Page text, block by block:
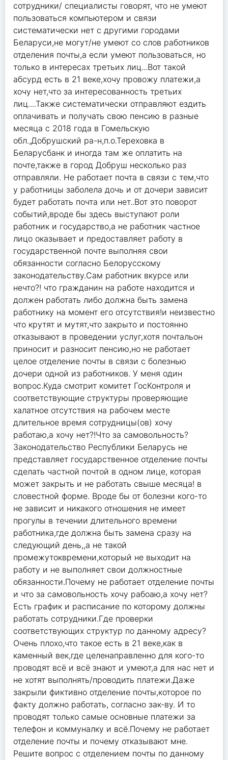
сотрудники/ специалисты говорят, что не умеют
пользоваться компьютером и связи
систематически нет с другими городами
Беларуси,не могут/не умеют со слов работников
отделения почты,а если умеют пользоваться, но
только в интересах третьих лиц...Вот такой
абсурд есть в 21 веке,хочу провожу платежи,а
хочу нет,что за интересованность третьих
лиц....Также систематически отправляют ездить
оплачивать и получать свою пенсию в разные
месяца с 2018 года в Гомельскую
обл.,Добрушский ра-н,п.о.Тереховка в
Беларусбанк и иногда там же оплатить на
почте,также в город Добруш несколько раз
отправляли. Не работает почта в связи с тем,что
у работницы заболела дочь и от дочери зависит
будет работать почта или нет..Вот это поворот
событий,вроде бы здесь выступают роли
работник и государство,а не работник частное
лицо оказывает и предоставляет работу в
государственной почте выполняя свои
обязанности согласно Белорусскому
законодательству.Сам работник вкурсе или
нечто?! что гражданин на работе находится и
должен работать либо должна быть замена
работнику на момент его отсутствия!и неизвестно
что крутят и мутят,что закрыто и постоянно
отказывают в проведении услуг,хотя почтальон
приносит и разносит пенсию,но не работает
целое отделение почты в связи с болезнью
дочери одной из работников. У меня один
вопрос.Куда смотрит комитет ГосКонтроля и
соответствующие структуры проверяющие
халатное отсутствия на рабочем месте
длительное время сотрудницы(ов) хочу
работаю,а хочу нет?!Что за самовольность?
Законодательство Республики Беларусь не
представляет государственное отделение почты
сделать частной почтой в одном лице, которая
может закрыть и не работать свыше месяца! в
словестной форме. Вроде бы от болезни кого-то
не зависит и никакого отношения не имеет
прогулы в течении длительного времени
работника,где должна быть замена сразу на
следующий день,,а не такой
промежутоквремени,который не выходит на
работу и не выполняет свои должностные
обязанности.Почему не работает отделение почты
и что за самовольность хочу рабоаю,а хочу нет?
Есть график и расписание по которому должны
работать сотрудники.Где проверки
соответствующих структур по данному адресу?
Очень плохо,что такое есть в 21 веке,как в
каменный век,где целенаправленно для кого-то
проводят всё и всё знают и умеют,а для нас нет и
не хотят выполнять/проводить платежи.Даже
закрыли фиктивно отделение почты,которое по
факту должно работать, согласно зак-ву. И то
проводят только самые основные платежи за
телефон и коммуналку и всё.Почему не работает
отделение почты и почему отказывают мне.
Решите вопрос с отделением почты по данному